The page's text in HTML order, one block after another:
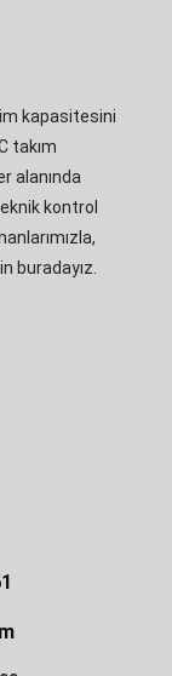
kapasitesini
takım
alanında
kontrol
buradayız.